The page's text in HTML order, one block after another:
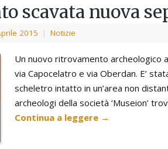
scavata nuova
2015 | Notizie
Un nuovo ritrovamento archeologico
via Capocelatro e via Oberdan. E’
scheletro intatto in un’area non
archeologi della società ‘Museion’
Continua a leggere →